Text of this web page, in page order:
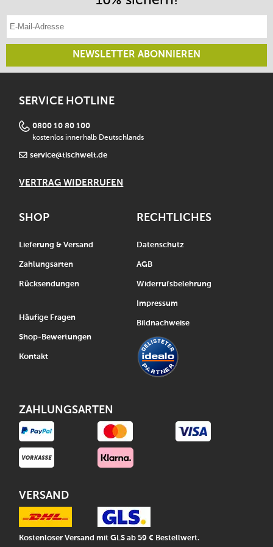
das Dreizack-Logo des Herstellers ziert die Klinge
kontraststark
nicht für Schneidearbeiten auf harten Oberflächen
von Hand reinigen und sofort abtrocknen
einweichen
NEWSLETTER ABONNIEREN
SERVICE HOTLINE
0800 10 80 100
kostenlos innerhalb Deutschlands
service@tischwelt.de
VERTRAG WIDERRUFEN
SHOP
Lieferung & Versand
Zahlungsarten
Rücksendungen
Häufige Fragen
Shop-Bewertungen
Kontakt
RECHTLICHES
Datenschutz
AGB
Widerrufsbelehrung
Impressum
Bildnachweise
ZAHLUNGSARTEN
VERSAND
Kostenloser Versand mit GLS ab 59 € Bestellwert.